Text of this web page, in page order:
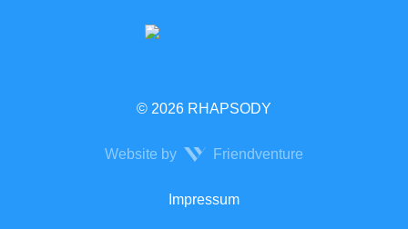
© 2026 RHAPSODY
Website by Friendventure
Impressum